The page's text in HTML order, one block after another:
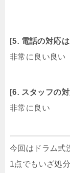
[5. 電話の対応
非常に良い良い
[6. スタッフの
非常に良い
今回はドラム式
1点でもいざ処